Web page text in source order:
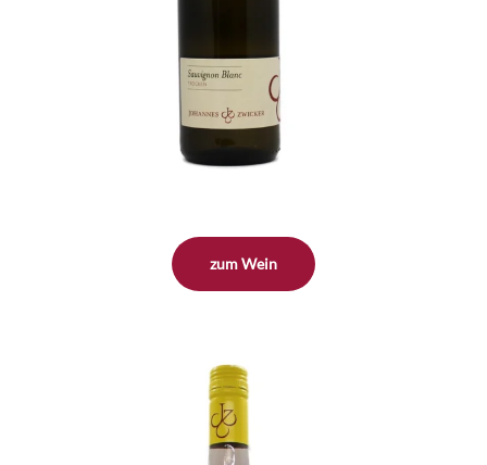
zum Wein